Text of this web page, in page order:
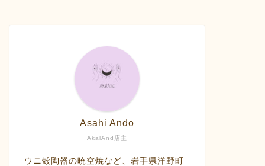
AkalAnd店主
Asahi Ando
ウニ殻陶器の暁空焼など、岩手県洋野町